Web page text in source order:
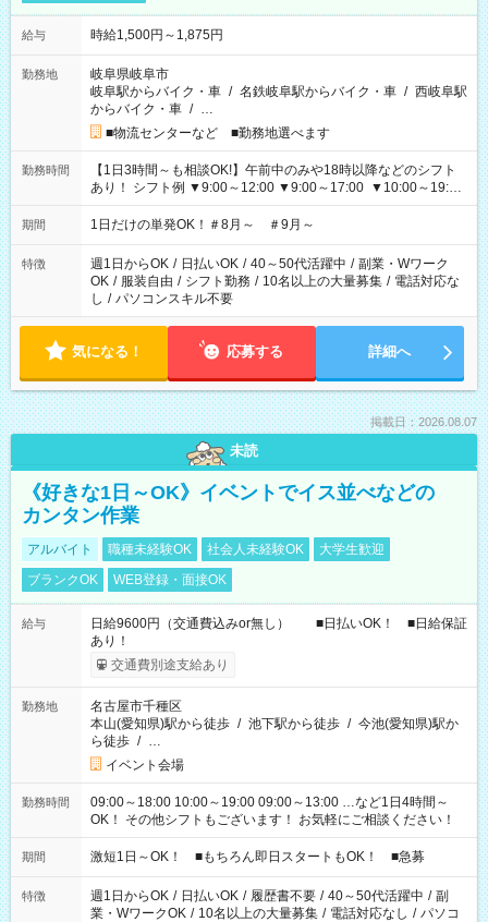
給与 時給1,500円～1,875円
勤務地
岐阜県岐阜市
岐阜駅からバイク・車 / 名鉄岐阜駅からバイク・車 / 西岐阜駅
からバイク・車 / …
■物流センターなど ■勤務地選べます
勤務時間
【1日3時間～も相談OK!】午前中のみや18時以降などのシフト
あり！ シフト例 ▼9:00～12:00 ▼9:00～17:00 ▼10:00～19:00
▼18:00～21:00
期間 1日だけの単発OK！＃8月～ ＃9月～
特徴 週1日からOK / 日払いOK / 40～50代活躍中 / 副業・Wワーク
OK / 服装自由 / シフト勤務 / 10名以上の大量募集 / 電話対応な
し / パソコンスキル不要
気になる！ 応募する 詳細へ
掲載日：2026.08.07
未読
《好きな1日～OK》イベントでイス並べなどの
カンタン作業
アルバイト 職種未経験OK 社会人未経験OK
大学生歓迎
ブランクOK
WEB登録・面接OK
給与
日給9600円（交通費込みor無し） ■日払いOK！ ■日給保証
あり！
交通費別途支給あり
勤務地
名古屋市千種区
本山(愛知県)駅から徒歩 / 池下駅から徒歩 / 今池(愛知県)駅か
ら徒歩 / …
イベント会場
勤務時間
09:00～18:00 10:00～19:00 09:00～13:00 …など1日4時間～
OK！ その他シフトもございます！ お気軽にご相談ください！
期間 激短1日～OK！ ■もちろん即日スタートもOK！ ■急募
特徴 週1日からOK / 日払いOK / 履歴書不要 / 40～50代活躍中 / 副
業・WワークOK / 10名以上の大量募集 / 電話対応なし / パソコ